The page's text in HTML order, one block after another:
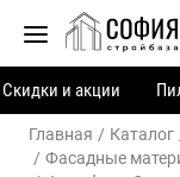
Скидки и акции
Главная Каталог
Фасадные